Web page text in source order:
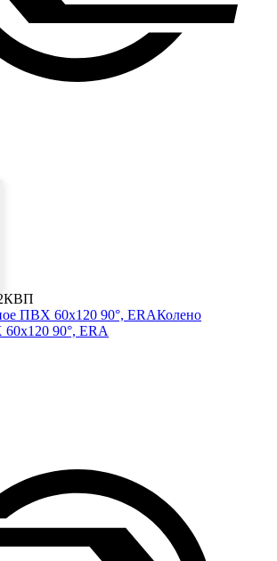
ПВХ 60х120 90°, ERAКолено
90°, ERA